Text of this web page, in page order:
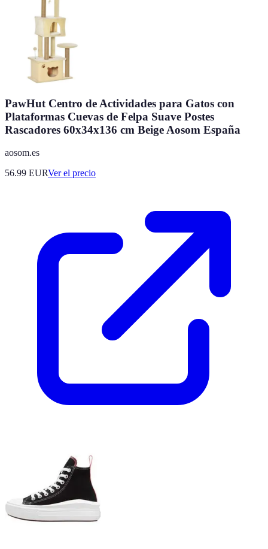
PawHut Centro de Actividades para Gatos con
Plataformas Cuevas de Felpa Suave Postes
Rascadores 60x34x136 cm Beige Aosom España
aosom.es
56.99 EURVer el precio